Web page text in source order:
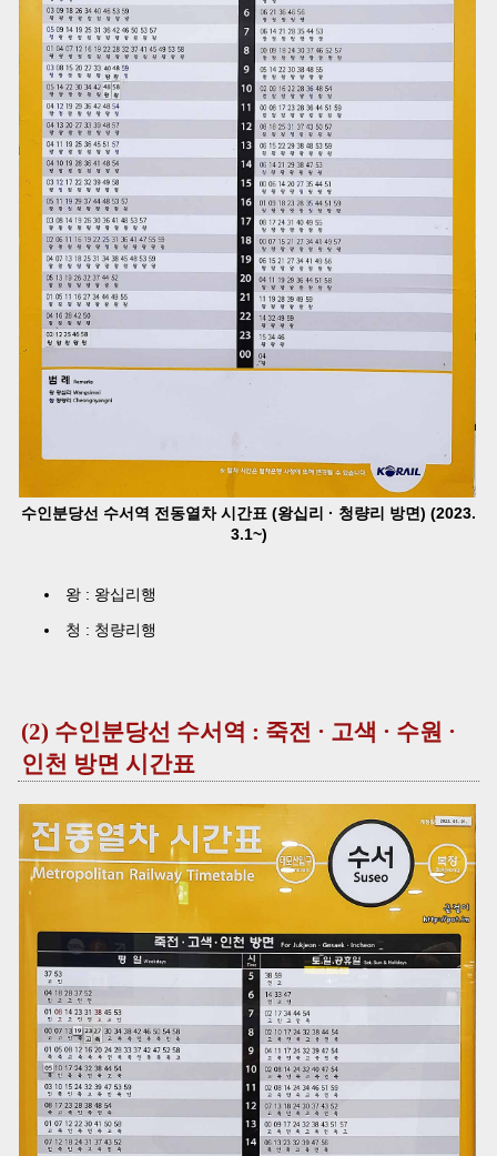
수인분당선 수서역 전동열차 시간표 (왕십리 · 청량리 방면) (2023.
3.1~)
왕 : 왕십리행
청 : 청량리행
(2) 수인분당선 수서역 : 죽전 · 고색 · 수원 ·
인천 방면 시간표